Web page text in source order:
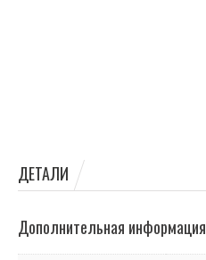
ДЕТАЛИ
Дополнительная информация